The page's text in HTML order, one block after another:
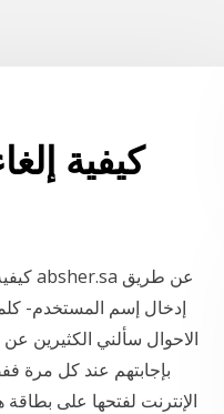
كيفية
إدخال إسم المستخدم-
الاحوال سألني الكثيرين
بإجابتهم عند كل مرة
الإنترنت لفتحها على